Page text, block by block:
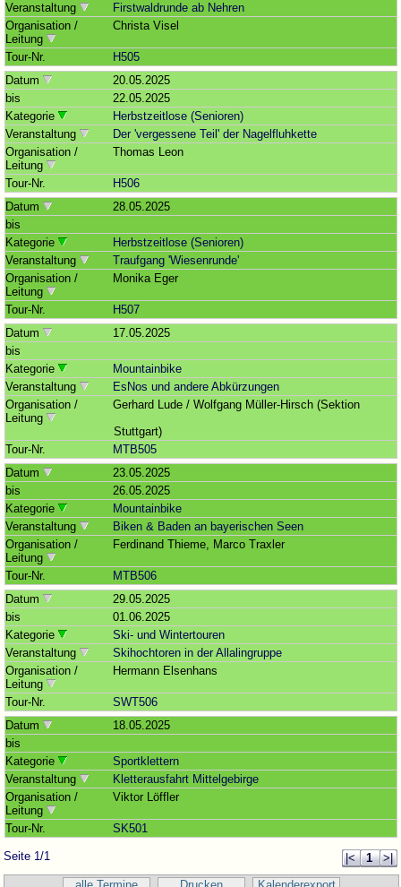
Veranstaltung
Firstwaldrunde ab Nehren
Organisation /
Leitung
Christa Visel
Tour-Nr.
H505
Datum
20.05.2025
bis
22.05.2025
Kategorie
Herbstzeitlose (Senioren)
Veranstaltung
Der 'vergessene Teil' der Nagelfluhkette
Organisation /
Leitung
Thomas Leon
Tour-Nr.
H506
Datum
28.05.2025
bis
Kategorie
Herbstzeitlose (Senioren)
Veranstaltung
Traufgang 'Wiesenrunde'
Organisation /
Leitung
Monika Eger
Tour-Nr.
H507
Datum
17.05.2025
bis
Kategorie
Mountainbike
Veranstaltung
EsNos und andere Abkürzungen
Organisation /
Leitung
Gerhard Lude / Wolfgang Müller-Hirsch (Sektion
Stuttgart)
Tour-Nr.
MTB505
Datum
23.05.2025
bis
26.05.2025
Kategorie
Mountainbike
Veranstaltung
Biken & Baden an bayerischen Seen
Organisation /
Leitung
Ferdinand Thieme, Marco Traxler
Tour-Nr.
MTB506
Datum
29.05.2025
bis
01.06.2025
Kategorie
Ski- und Wintertouren
Veranstaltung
Skihochtoren in der Allalingruppe
Organisation /
Leitung
Hermann Elsenhans
Tour-Nr.
SWT506
Datum
18.05.2025
bis
Kategorie
Sportklettern
Veranstaltung
Kletterausfahrt Mittelgebirge
Organisation /
Leitung
Viktor Löffler
Tour-Nr. SK501
Seite 1/1 |< 1
>|